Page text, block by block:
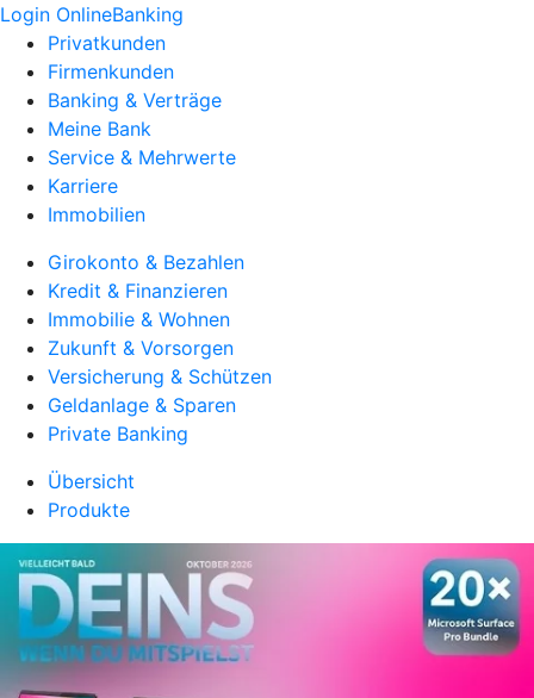
Login OnlineBanking
Privatkunden
Firmenkunden
Banking & Verträge
Meine Bank
Service & Mehrwerte
Karriere
Immobilien
Girokonto & Bezahlen
Kredit & Finanzieren
Immobilie & Wohnen
Zukunft & Vorsorgen
Versicherung & Schützen
Geldanlage & Sparen
Private Banking
Übersicht
Produkte